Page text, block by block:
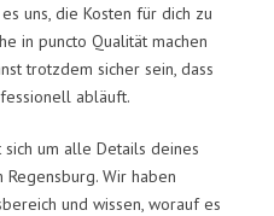
uns, die Kosten für dich zu
in puncto Qualität machen
trotzdem sicher sein, dass
abläuft.
um alle Details deines
Regensburg. Wir haben
und wissen, worauf es